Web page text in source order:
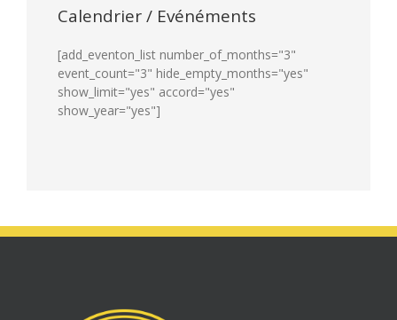
Calendrier / Evénéments
[add_eventon_list number_of_months="3"
event_count="3" hide_empty_months="yes"
show_limit="yes" accord="yes"
show_year="yes"]